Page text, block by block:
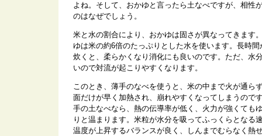
よね。そして、おかゆと言ったら土なべですが、相性
のはなぜでしょう。
米と水の割合により、おかゆは固さが異なってきます
ゆは米の約6倍のたっぷりとした水を使います。長時間
炊くと、柔らかくなり消化にも良いのです。ただ、水
いので対流が起こりやすくなります。
このとき、薄手のなべを使うと、米の中まで火が通ら
面だけが早く加熱され、崩れやすくなってしまうので
手の土なべなら、熱の伝導率が低く、火力が強くても
りと温まります。米粒が水分を吸ってふっくらとなる
温度が上昇するバランスが良く、しんまでむらなく熱